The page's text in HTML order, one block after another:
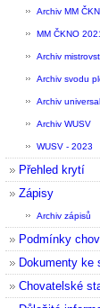
Archiv MM
MM ČKNO
Archiv
Archiv svodu
Archiv
Archiv WUSV
WUSV - 2023
Přehled krytí
Zápisy
Archiv zápisů
Podmínky
Dokumenty ke
Chovatelské